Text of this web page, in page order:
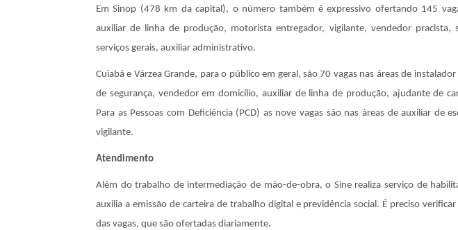
Em Sinop (478 km da capital), o número também é expressivo ofertando 145
auxiliar de linha de produção, motorista entregador, vigilante, vendedor pracista,
serviços gerais, auxiliar administrativo.
Cuiabá e Várzea Grande, para o público em geral, são 70 vagas nas áreas de
de segurança, vendedor em domicílio, auxiliar de linha de produção, ajudante de
Para as Pessoas com Deficiência (PCD) as nove vagas são nas áreas de auxiliar de
vigilante.
Atendimento
Além do trabalho de intermediação de mão-de-obra, o Sine realiza serviço de
auxilia a emissão de carteira de trabalho digital e previdência social. É preciso
das vagas, que são ofertadas diariamente.